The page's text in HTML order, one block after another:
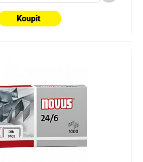
Koupit